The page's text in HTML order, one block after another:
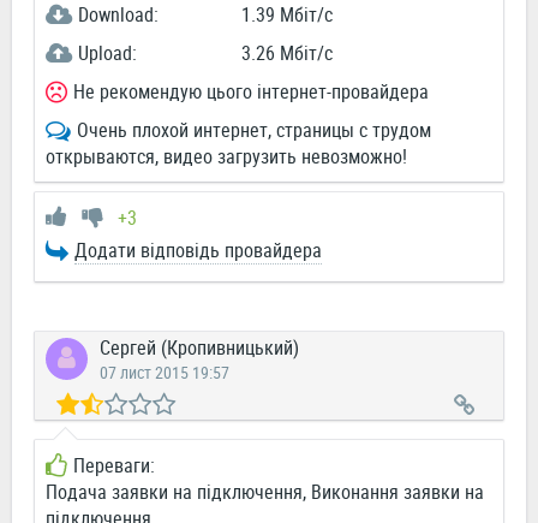
Download:
1.39 Мбіт/c
Upload:
3.26 Мбіт/c
Не рекомендую цього інтернет-провайдера
Очень плохой интернет, страницы с трудом
открываются, видео загрузить невозможно!
+3
Додати відповідь провайдера
Сергей (Кропивницький)
07 лист 2015 19:57
Переваги:
Подача заявки на підключення, Виконання заявки на